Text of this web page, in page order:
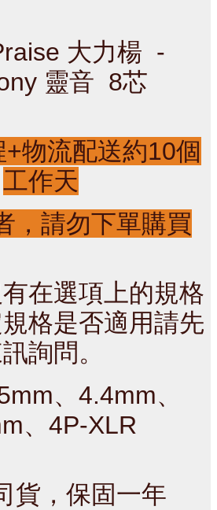
大力楊  -
靈音  8芯
物流配送約10個
工作天
，請勿下單購買
在選項上的規格
格是否適用請先
詢問。
、4.4mm、
、4P-XLR
貨，保固一年